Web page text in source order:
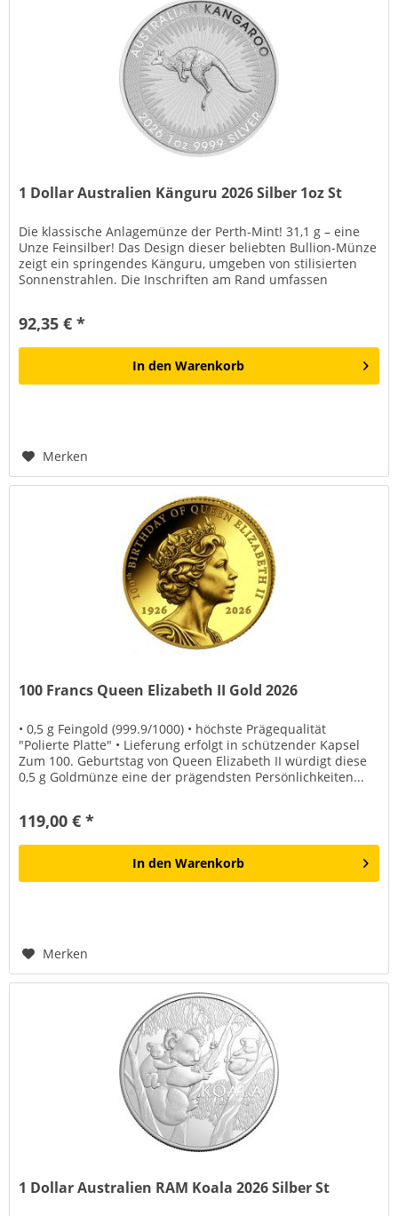
1 Dollar Australien Känguru 2026 Silber 1oz St
Die klassische Anlagemünze der Perth-Mint! 31,1 g – eine
Unze Feinsilber! Das Design dieser beliebten Bullion-Münze
zeigt ein springendes Känguru, umgeben von stilisierten
Sonnenstrahlen. Die Inschriften am Rand umfassen
92,35 € *
In den Warenkorb
Merken
100 Francs Queen Elizabeth II Gold 2026
• 0,5 g Feingold (999.9/1000) • höchste Prägequalität
"Polierte Platte" • Lieferung erfolgt in schützender Kapsel
Zum 100. Geburtstag von Queen Elizabeth II würdigt diese
0,5 g Goldmünze eine der prägendsten Persönlichkeiten...
119,00 € *
In den Warenkorb
Merken
1 Dollar Australien RAM Koala 2026 Silber St